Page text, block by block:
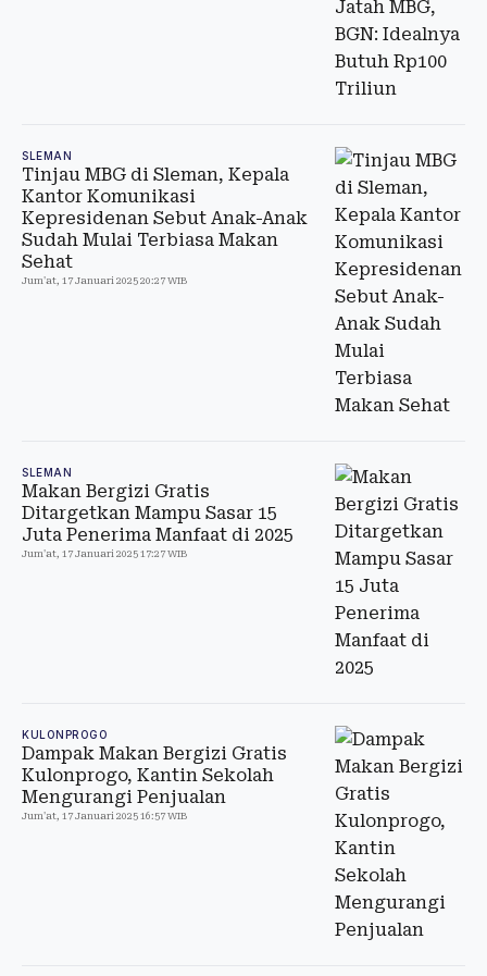
SLEMAN
Tinjau MBG di Sleman, Kepala
Kantor Komunikasi
Kepresidenan Sebut Anak-Anak
Sudah Mulai Terbiasa Makan
Sehat
Jum'at, 17 Januari 2025 20:27 WIB
SLEMAN
Makan Bergizi Gratis
Ditargetkan Mampu Sasar 15
Juta Penerima Manfaat di 2025
Jum'at, 17 Januari 2025 17:27 WIB
KULONPROGO
Dampak Makan Bergizi Gratis
Kulonprogo, Kantin Sekolah
Mengurangi Penjualan
Jum'at, 17 Januari 2025 16:57 WIB